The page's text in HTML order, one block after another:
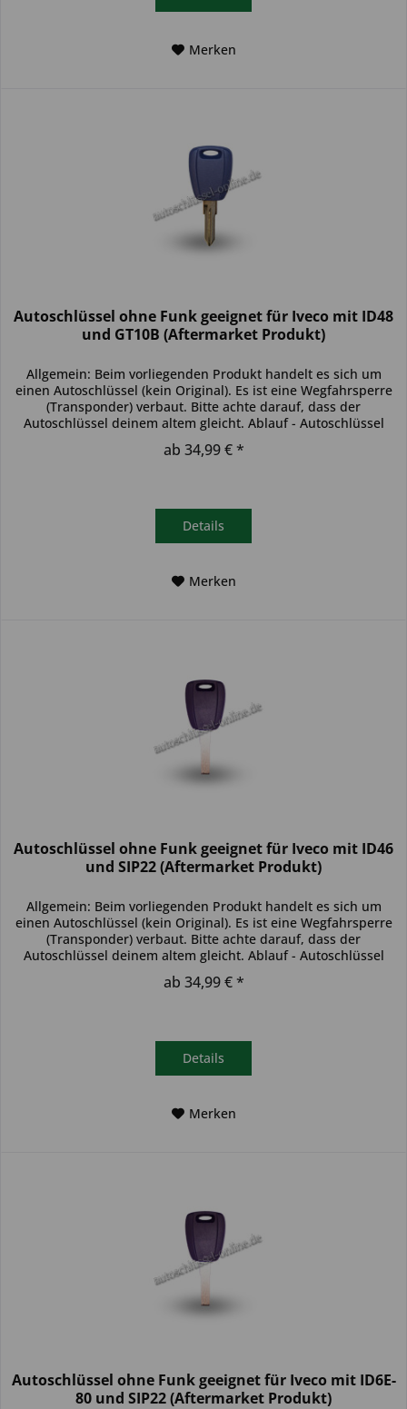
Merken
Autoschlüssel ohne Funk geeignet für Iveco mit ID48
und GT10B (Aftermarket Produkt)
Allgemein: Beim vorliegenden Produkt handelt es sich um
einen Autoschlüssel (kein Original). Es ist eine Wegfahrsperre
(Transponder) verbaut. Bitte achte darauf, dass der
Autoschlüssel deinem altem gleicht. Ablauf - Autoschlüssel
ab 34,99 € *
Details
Merken
Autoschlüssel ohne Funk geeignet für Iveco mit ID46
und SIP22 (Aftermarket Produkt)
Allgemein: Beim vorliegenden Produkt handelt es sich um
einen Autoschlüssel (kein Original). Es ist eine Wegfahrsperre
(Transponder) verbaut. Bitte achte darauf, dass der
Autoschlüssel deinem altem gleicht. Ablauf - Autoschlüssel
ab 34,99 € *
Details
Merken
Autoschlüssel ohne Funk geeignet für Iveco mit ID6E-
80 und SIP22 (Aftermarket Produkt)